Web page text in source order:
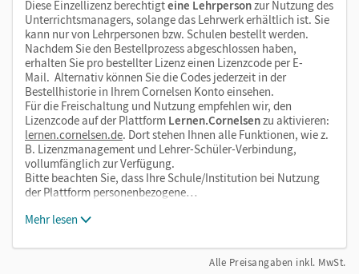
Diese Einzellizenz berechtigteine Lehrpersonzur Nutzung des
Unterrichtsmanagers, solange das Lehrwerk erhältlich ist. Sie
kann nur von Lehrpersonen bzw. Schulen bestellt werden.
Nachdem Sie den Bestellprozess abgeschlossen haben,
erhalten Sie pro bestellter Lizenz einen Lizenzcode per E-
Mail. Alternativ können Sie die Codes jederzeit in der
Bestellhistorie in Ihrem Cornelsen Konto einsehen.
Für die Freischaltung und Nutzung empfehlen wir, den
Lizenzcode auf der Plattform Lernen.Cornelsenzu aktivieren:
lernen.cornelsen.de. Dort stehen Ihnen alle Funktionen, wie z.
B. Lizenzmanagement und Lehrer-Schüler-Verbindung,
vollumfänglich zur Verfügung.
Bitte beachten Sie, dass Ihre Schule/Institution bei Nutzung
der Plattform personenbezogene…
Mehr lesen
Alle Preisangaben inkl. MwSt.